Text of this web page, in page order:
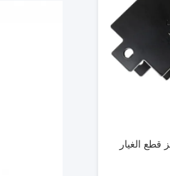
الغيار